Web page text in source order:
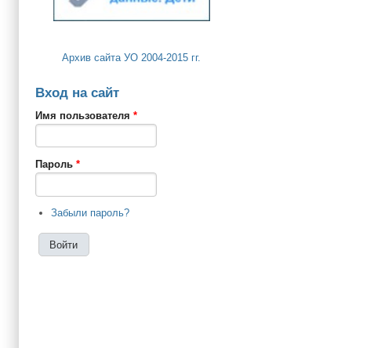
Архив сайта УО 2004-2015 гг.
Вход на сайт
Имя пользователя *
Пароль *
Забыли пароль?